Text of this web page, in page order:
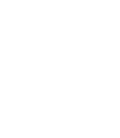
Indonesia